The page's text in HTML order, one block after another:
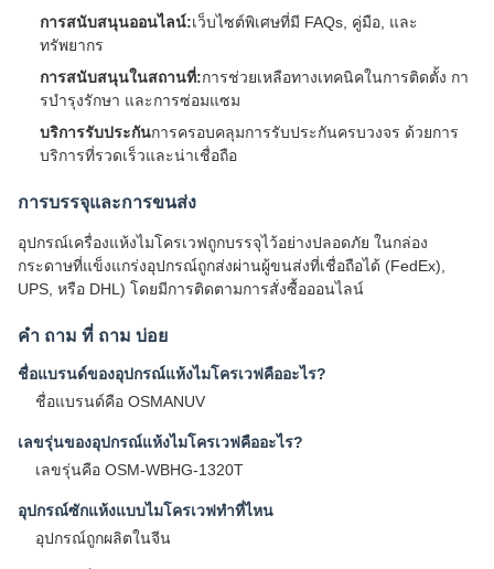
การสนับสนุนออนไลน์:เว็บไซต์พิเศษที่มี FAQs, คู่มือ, และ
ทรัพยากร
การสนับสนุนในสถานที่:การช่วยเหลือทางเทคนิคในการติดตั้ง กา
รบํารุงรักษา และการซ่อมแซม
บริการรับประกันการครอบคลุมการรับประกันครบวงจร ด้วยการ
บริการที่รวดเร็วและน่าเชื่อถือ
การบรรจุและการขนส่ง
อุปกรณ์เครื่องแห้งไมโครเวฟถูกบรรจุไว้อย่างปลอดภัย ในกล่อง
กระดาษที่แข็งแกร่งอุปกรณ์ถูกส่งผ่านผู้ขนส่งที่เชื่อถือได้ (FedEx),
UPS, หรือ DHL) โดยมีการติดตามการสั่งซื้อออนไลน์
คํา ถาม ที่ ถาม บ่อย
ชื่อแบรนด์ของอุปกรณ์แห้งไมโครเวฟคืออะไร?
ชื่อแบรนด์คือ OSMANUV
เลขรุ่นของอุปกรณ์แห้งไมโครเวฟคืออะไร?
เลขรุ่นคือ OSM-WBHG-1320T
อุปกรณ์ซักแห้งแบบไมโครเวฟทําที่ไหน
อุปกรณ์ถูกผลิตในจีน